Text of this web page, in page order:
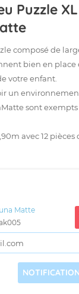
Puzzle
composé de
bien en
votre enfant.
un
sont
avec 12 pièces
Matte